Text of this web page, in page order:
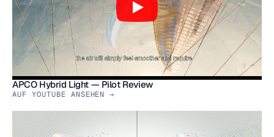
APCO Hybrid Light — Pilot Review
AUF YOUTUBE ANSEHEN →